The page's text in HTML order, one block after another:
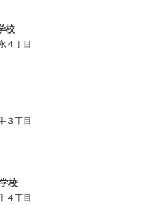
校
４丁目
３丁目
校
４丁目